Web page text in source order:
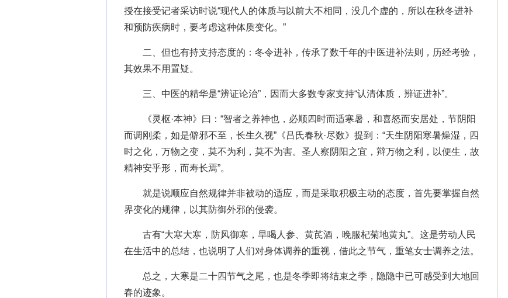
授在接受记者采访时说“现代人的体质与以前大不相同，没几个虚的，所以在秋冬进补
和预防疾病时，要考虑这种体质变化。”
二、但也有持支持态度的：冬令进补，传承了数千年的中医进补法则，历经考验，
其效果不用置疑。
三、中医的精华是“辨证论治”，因而大多数专家支持“认清体质，辨证进补”。
《灵枢·本神》曰：“智者之养神也，必顺四时而适寒暑，和喜怒而安居处，节阴阳
而调刚柔，如是僻邪不至，长生久视”《吕氏春秋·尽数》提到：“天生阴阳寒暑燥湿，四
时之化，万物之变，莫不为利，莫不为害。 圣人察阴阳之宜，辩万物之利，以便生，故
精神安乎形，而寿长焉”。
就是说顺应自然规律并非被动的适应，而是采取积极主动的态度，首先要掌握自然
界变化的规律，以其防御外邪的侵袭。
古有“大寒大寒，防风御寒，早喝人参、黄芪酒，晚服杞菊地黄丸”。这是劳动人民
在生活中的总结，也说明了人们对身体调养的重视，借此之节气，重笔女士调养之法。
总之，大寒是二十四节气之尾，也是冬季即将结束之季，隐隐中已可感受到大地回
春的迹象。